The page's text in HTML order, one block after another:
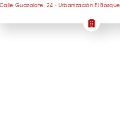
Calle Guazalate, 24 - Urbanización El Bosque